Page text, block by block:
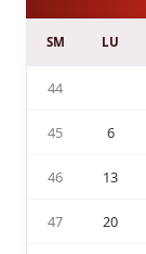
SM LU
44
45 6
46 13
47 20